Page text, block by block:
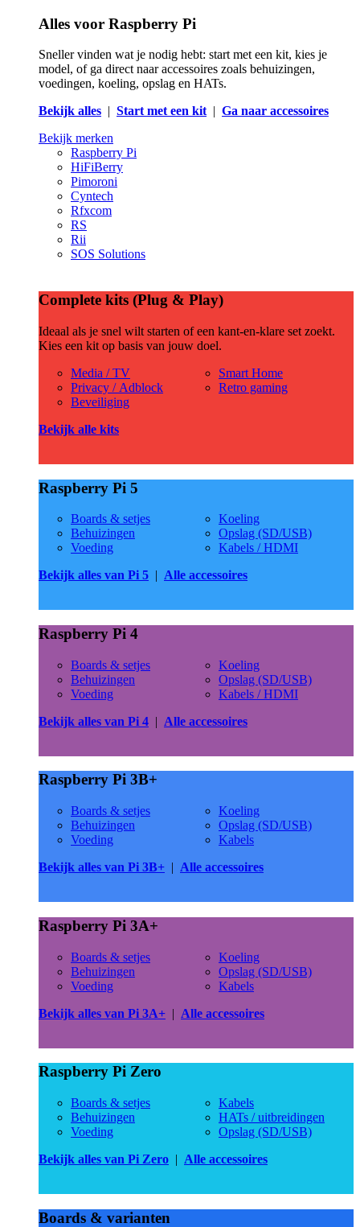
Alles voor Raspberry Pi
Sneller vinden wat je nodig hebt: start met een kit, kies je
model, of ga direct naar accessoires zoals behuizingen,
voedingen, koeling, opslag en HATs.
Bekijk alles | Start met een kit| Ga naar accessoires
Bekijk merken
Raspberry Pi
HiFiBerry
Pimoroni
Cyntech
Rfxcom
RS
Rii
SOS Solutions
Complete kits (Plug & Play)
Ideaal als je snel wilt starten of een kant-en-klare set zoekt.
Kies een kit op basis van jouw doel.
Media / TV
Privacy / Adblock
Beveiliging
Smart Home
Retro gaming
Bekijk alle kits
Raspberry Pi 5
Boards & setjes
Behuizingen
Voeding
Koeling
Opslag (SD/USB)
Kabels / HDMI
Bekijk alles van Pi 5 | Alle accessoires
Raspberry Pi 4
Boards & setjes
Behuizingen
Voeding
Koeling
Opslag (SD/USB)
Kabels / HDMI
Bekijk alles van Pi 4 | Alle accessoires
Raspberry Pi 3B+
Boards & setjes
Behuizingen
Voeding
Koeling
Opslag (SD/USB)
Kabels
Bekijk alles van Pi 3B+ | Alle accessoires
Raspberry Pi 3A+
Boards & setjes
Behuizingen
Voeding
Koeling
Opslag (SD/USB)
Kabels
Bekijk alles van Pi 3A+ | Alle accessoires
Raspberry Pi Zero
Boards & setjes
Behuizingen
Voeding
Kabels
HATs / uitbreidingen
Opslag (SD/USB)
Bekijk alles van Pi Zero | Alle accessoires
Boards & varianten